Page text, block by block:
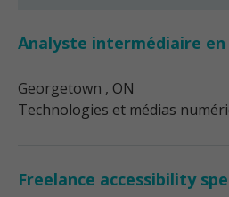
Analyste intermédiaire
Georgetown , ON
Technologies et médias
Freelance accessibility